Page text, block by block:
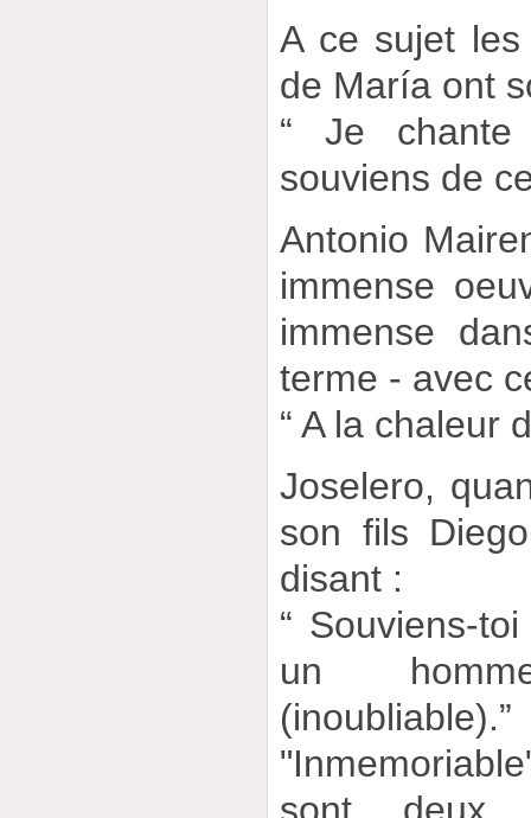
A ce sujet
de María ont
“ Je
souviens de
Antonio
immense
immense
terme - avec
“ A la chaleur
Joselero,
son fils
disant :
“ Souviens-
un
(inoubliable).”